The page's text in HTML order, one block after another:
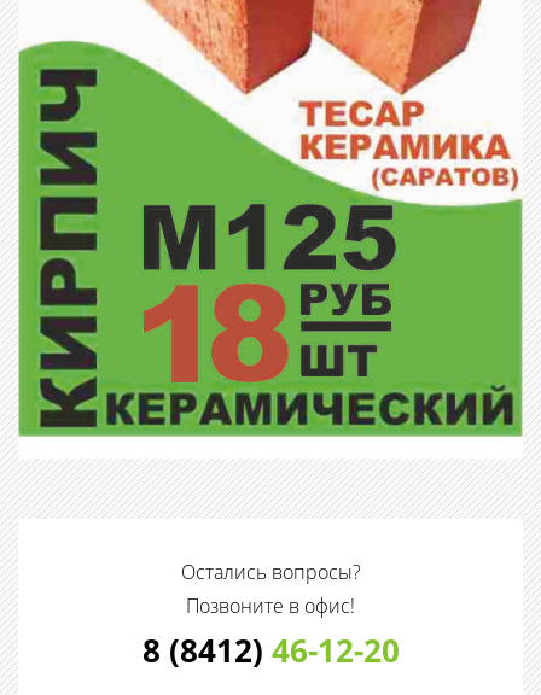
Остались вопросы?
Позвоните в офис!
8 (8412) 46-12-20